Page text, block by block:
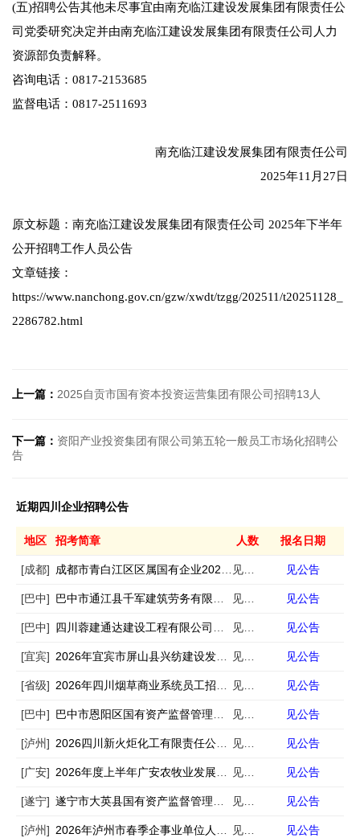
(五)招聘公告其他未尽事宜由南充临江建设发展集团有限责任公
司党委研究决定并由南充临江建设发展集团有限责任公司人力
资源部负责解释。
咨询电话：0817-2153685
监督电话：0817-2511693
南充临江建设发展集团有限责任公司
2025年11月27日
原文标题：南充临江建设发展集团有限责任公司 2025年下半年
公开招聘工作人员公告
文章链接：
https://www.nanchong.gov.cn/gzw/xwdt/tzgg/202511/t20251128_
2286782.html
上一篇： 2025自贡市国有资本投资运营集团有限公司招聘13人
下一篇： 资阳产业投资集团有限公司第五轮一般员工市场化招聘公
告
近期四川企业招聘公告
地区 招考简章 人数 报名日期
[成都] 成都市青白江区区属国有企业2026年春季第一批次公开招聘工作人员的公告 见公告 见公告
[巴中] 巴中市通江县千军建筑劳务有限公司公开招聘工作人员的公告 见公告 见公告
[巴中] 四川蓉建通达建设工程有限公司公开招聘工作人员的公告 见公告 见公告
[宜宾] 2026年宜宾市屏山县兴纺建设发展有限公司及其下属子公司第二次公开招聘4名工作员的公告 见公告 见公告
[省级] 2026年四川烟草商业系统员工招聘134人公告（第二批） 见公告 见公告
[巴中] 巴中市恩阳区国有资产监督管理局委员会公开选聘区属国有企业副总经理的公告 见公告 见公告
[泸州] 2026四川新火炬化工有限责任公司招聘3人 见公告 见公告
[广安] 2026年度上半年广安农牧业发展有限公司公开招聘公告 见公告 见公告
[遂宁] 遂宁市大英县国有资产监督管理局面向社会市场化招聘县属国有企业工作人员的公告 见公告 见公告
[泸州] 2026年泸州市春季企事业单位人才岗位需求信息公告（5175名） 见公告 见公告